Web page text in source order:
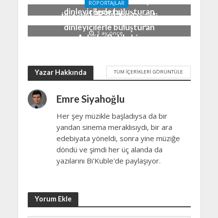
röportaj…
dinleyicilerle buluşturan
3 ay önce
RÖPORTAJLAR
İlk teklisi “Çok Zor Değil”i
dinleyicilerle buluşturan
Aybüke Pul ile bir
Yazar Hakkında TÜM İÇERIKLERI GÖRÜNTÜLE
Emre Siyahoğlu
Her şey müzikle başladıysa da bir
yandan sinema meraklısıydı, bir ara
edebiyata yöneldi, sonra yine müziğe
döndü ve şimdi her üç alanda da
yazılarını Bi'Kuble'de paylaşıyor.
Yorum Ekle